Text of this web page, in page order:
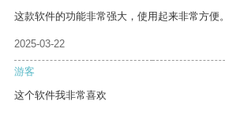
这款软件的功能非常强大，使用起来非常方便。
2025-03-22
游客
这个软件我非常喜欢